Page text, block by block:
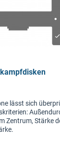
lässt sich
Zentrum, Stärke